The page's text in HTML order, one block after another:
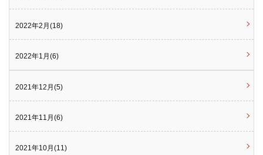
2022年2月(18)
2022年1月(6)
2021年12月(5)
2021年11月(6)
2021年10月(11)